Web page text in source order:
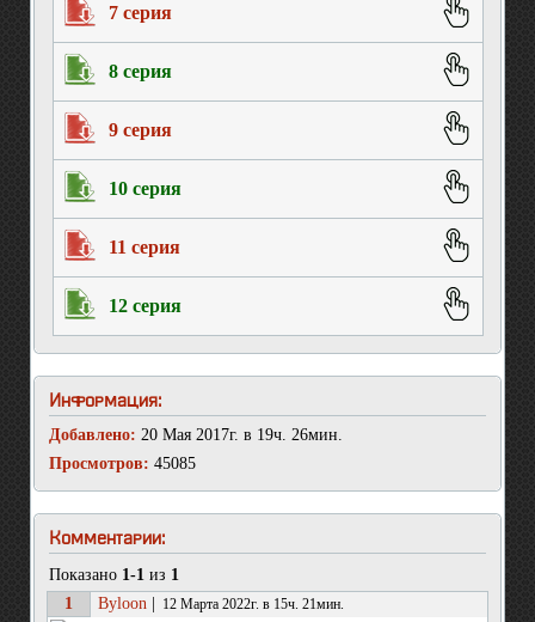
7 серия
8 серия
9 серия
10 серия
11 серия
12 серия
Информация:
Добавлено: 20 Мая 2017г. в 19ч. 26мин.
Просмотров: 45085
Комментарии:
Показано 1-1 из 1
1
Byloon 12 Марта 2022г. в 15ч. 21мин.